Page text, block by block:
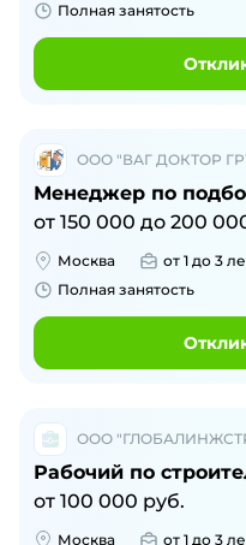
Полная занятость
ООО "ВАГ ДОКТОР
Менеджер по
от 150 000 до 200
Москва от 1 до 3
Полная занятость
ООО
Рабочий по
от 100 000 руб.
Москва от 1 до 3